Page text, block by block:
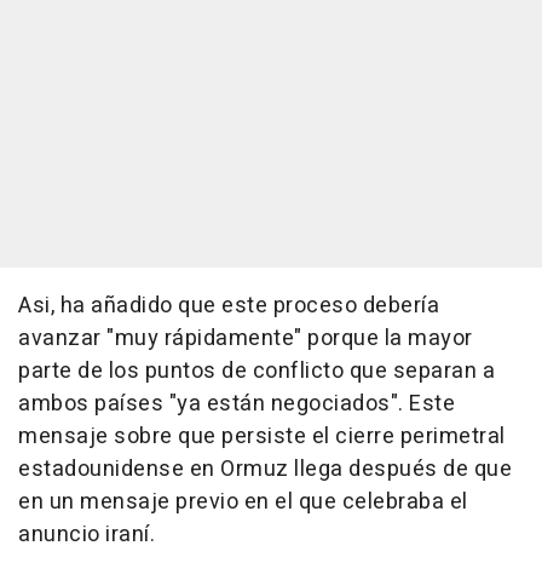
Asi, ha añadido que este proceso debería
avanzar "muy rápidamente" porque la mayor
parte de los puntos de conflicto que separan a
ambos países "ya están negociados". Este
mensaje sobre que persiste el cierre perimetral
estadounidense en Ormuz llega después de que
en un mensaje previo en el que celebraba el
anuncio iraní.